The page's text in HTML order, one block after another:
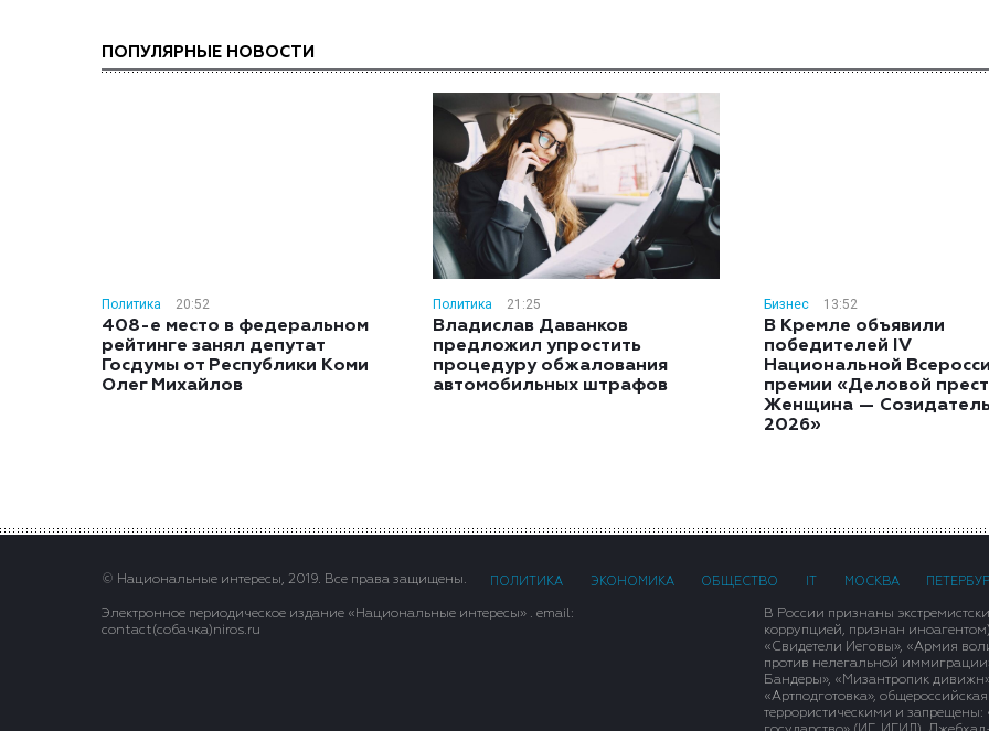
ПОПУЛЯРНЫЕ НОВОСТИ
Политика 20:52
408-е место в федеральном
рейтинге занял депутат
Госдумы от Республики Коми
Олег Михайлов
Политика 21:25
Владислав Даванков
предложил упростить
процедуру обжалования
автомобильных штрафов
Бизнес 13:52
В Кремле объявили
победителей IV
Национальной
премии «Деловой
Женщина —
2026»
© Национальные интересы, 2019. Все права защищены. ПОЛИТИКА ЭКОНОМИКА ОБЩЕСТВО МОСКВА
Электронное периодическое издание «Национальные интересы» . email:
contact(сoбaчка)niros.ru
В России признаны
коррупцией, признан
«Свидетели Иеговы», «Армия
против нелегальной
Бандеры», «Мизантропик
«Артподготовка»,
террористическими и